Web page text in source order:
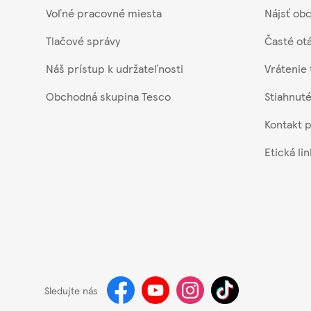
Voľné pracovné miesta
Tlačové správy
Náš prístup k udržateľnosti
Obchodná skupina Tesco
Nájsť
Časté
Vrátenie
Kontakt
Etická
Sledujte nás